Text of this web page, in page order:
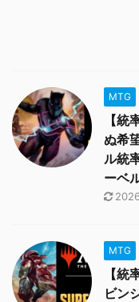
MTG
【
ぬ希
ル統
ーベ
MTG
【
ビン